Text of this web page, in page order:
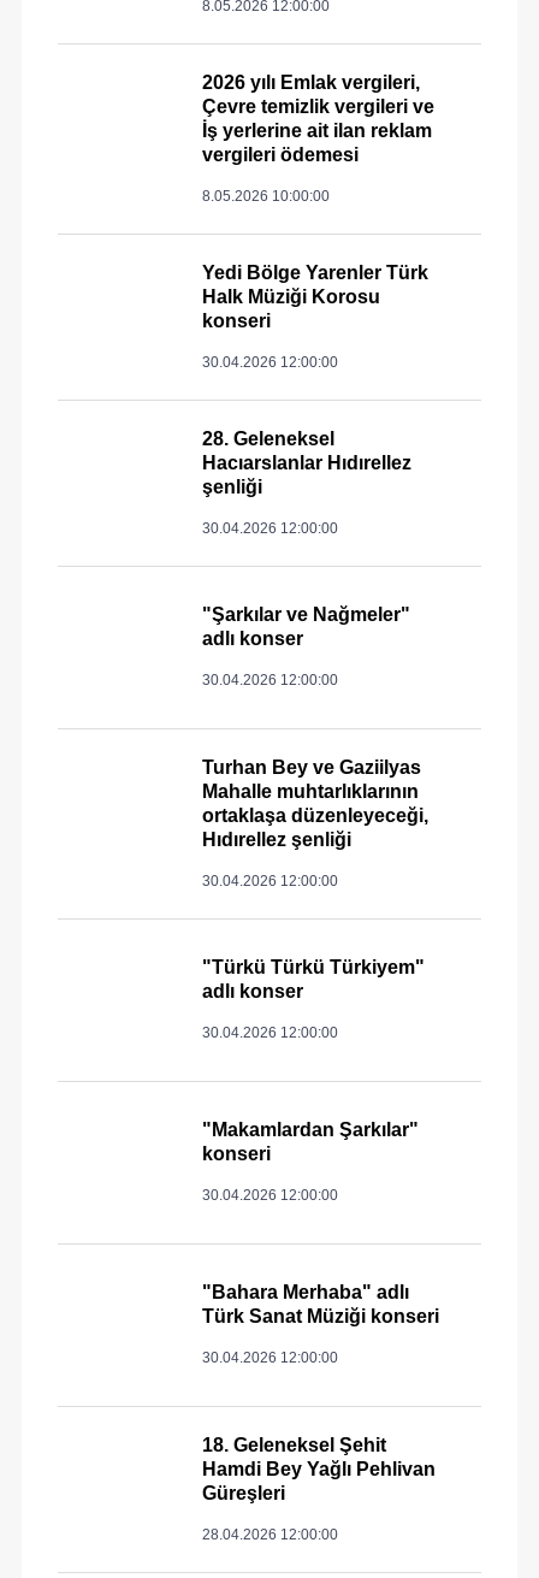
8.05.2026 12:00:00
2026 yılı Emlak vergileri,
Çevre temizlik vergileri ve
İş yerlerine ait ilan reklam
vergileri ödemesi
8.05.2026 10:00:00
Yedi Bölge Yarenler Türk
Halk Müziği Korosu
konseri
30.04.2026 12:00:00
28. Geleneksel
Hacıarslanlar Hıdırellez
şenliği
30.04.2026 12:00:00
"Şarkılar ve Nağmeler"
adlı konser
30.04.2026 12:00:00
Turhan Bey ve Gaziilyas
Mahalle muhtarlıklarının
ortaklaşa düzenleyeceği,
Hıdırellez şenliği
30.04.2026 12:00:00
"Türkü Türkü Türkiyem"
adlı konser
30.04.2026 12:00:00
"Makamlardan Şarkılar"
konseri
30.04.2026 12:00:00
"Bahara Merhaba" adlı
Türk Sanat Müziği konseri
30.04.2026 12:00:00
18. Geleneksel Şehit
Hamdi Bey Yağlı Pehlivan
Güreşleri
28.04.2026 12:00:00